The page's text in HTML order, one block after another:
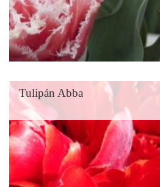
Tulipán Abba